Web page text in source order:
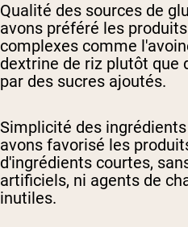
Qualité des sources de
avons préféré les
complexes comme
dextrine de riz plutôt que
par des sucres ajoutés.
Simplicité des
avons favorisé les
d'ingrédients courtes,
artificiels, ni agents de
inutiles.